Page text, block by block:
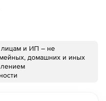
лицам и ИП – не
домашних и иных